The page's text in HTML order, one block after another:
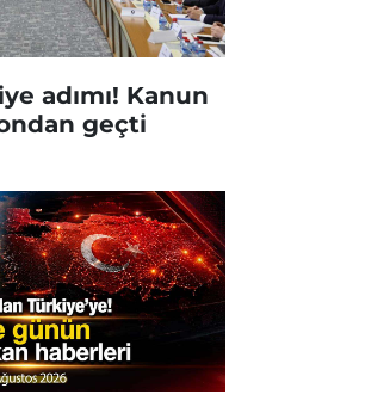
adımı! Kanun
geçti